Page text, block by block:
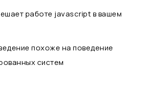
работе javascript в вашем
похоже на поведение
систем